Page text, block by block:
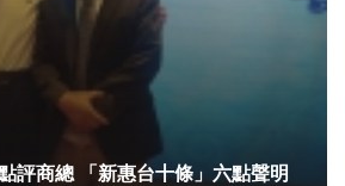
評商總 「新惠台十條」六點聲明